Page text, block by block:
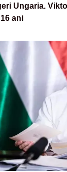
Ungaria.
ani